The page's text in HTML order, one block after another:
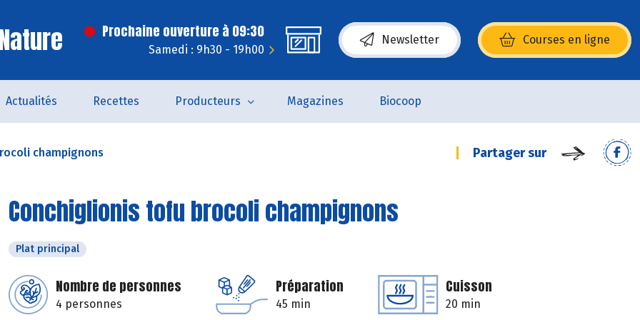
Prochaine ouverture à 09:30
Samedi : 9h30 - 19h00
Newsletter Courses en ligne
(s’ouvre dans une nouvelle fenêtre)
Actualités Recettes Producteurs Magazines Biocoop
champignons Partager sur
Conchiglionis tofu brocoli champignons
Plat principal
Nombre de personnes
4 personnes
Préparation
45 min
Cuisson
20 min